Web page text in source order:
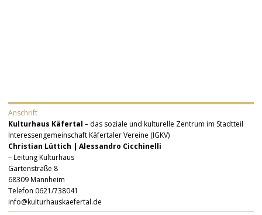
Anschrift
Kulturhaus Käfertal – das soziale und kulturelle Zentrum im Stadtteil
Interessengemeinschaft Käfertaler Vereine (IGKV)
Christian Lüttich | Alessandro Cicchinelli
– Leitung Kulturhaus
Gartenstraße 8
68309 Mannheim
Telefon 0621/738041
info@kulturhauskaefertal.de